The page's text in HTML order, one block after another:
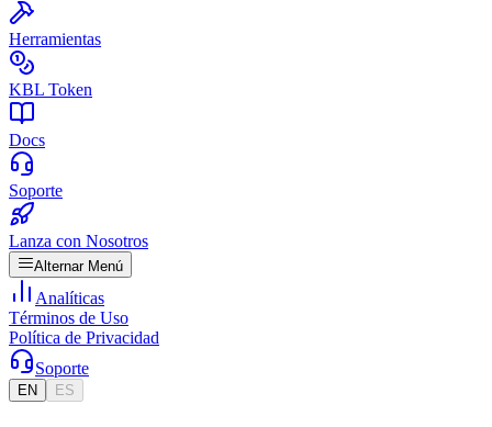
Herramientas
KBL Token
Docs
Soporte
Lanza con Nosotros
Alternar Menú
Analíticas
Términos de Uso
Política de Privacidad
Soporte
EN ES